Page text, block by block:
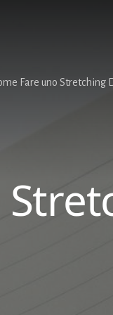
Fare uno Stretching